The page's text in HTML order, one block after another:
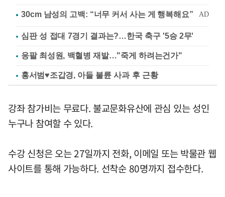
심판 성 접대 7경기 결과는?…한국 축구 '5승 2무'
응팔 최성원, 백혈병 재발…"죽게 하려는건가"
홍서범♥조갑경, 아들 불륜 사과 후 근황
강좌 참가비는 무료다. 불교문화유산에 관심 있는 성인
누구나 참여할 수 있다.
수강 신청은 오는 27일까지 전화, 이메일 또는 박물관 웹
사이트를 통해 가능하다. 선착순 80명까지 접수한다.